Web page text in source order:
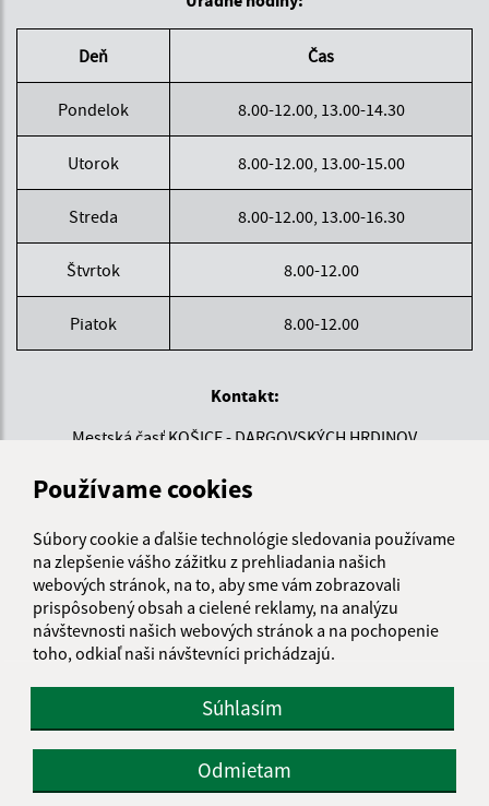
Používame cookies
Súbory cookie a ďalšie technológie sledovania používame
na zlepšenie vášho zážitku z prehliadania našich
webových stránok, na to, aby sme vám zobrazovali
prispôsobený obsah a cielené reklamy, na analýzu
návštevnosti našich webových stránok a na pochopenie
toho, odkiaľ naši návštevníci prichádzajú.
Súhlasím
Odmietam
Deň Čas
Pondelok 8.00-12.00, 13.00-14.30
Utorok 8.00-12.00, 13.00-15.00
Streda 8.00-12.00, 13.00-16.30
Štvrtok 8.00-12.00
Piatok 8.00-12.00
Kontakt:
Mestská časť KOŠICE - DARGOVSKÝCH HRDINOV
040 22 Košice
informatika@kosice-dh.sk
+421 55 300 90 01
IČO: 00690988